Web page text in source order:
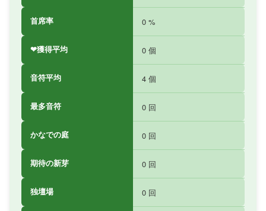
首席率 0 %
❤獲得平均 0 個
音符平均 4 個
最多音符 0 回
かなでの庭 0 回
期待の新芽 0 回
独壇場 0 回